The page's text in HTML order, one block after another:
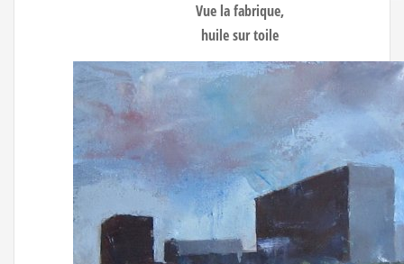
Vue la fabrique,
huile sur toile